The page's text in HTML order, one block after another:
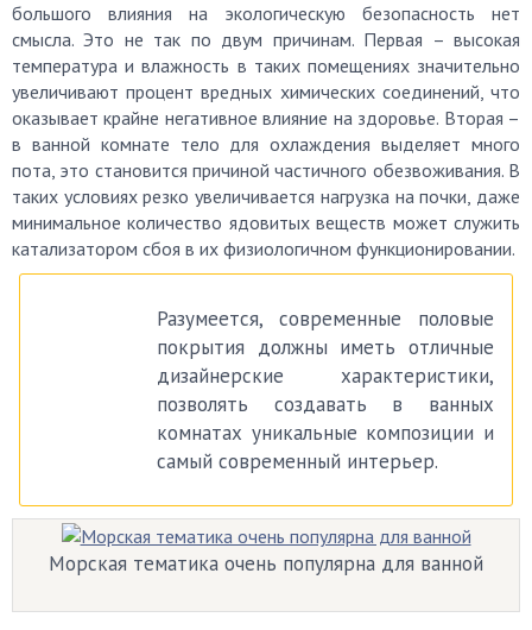
большого влияния на экологическую безопасность нет
смысла. Это не так по двум причинам. Первая – высокая
температура и влажность в таких помещениях значительно
увеличивают процент вредных химических соединений, что
оказывает крайне негативное влияние на здоровье. Вторая –
в ванной комнате тело для охлаждения выделяет много
пота, это становится причиной частичного обезвоживания. В
таких условиях резко увеличивается нагрузка на почки, даже
минимальное количество ядовитых веществ может служить
катализатором сбоя в их физиологичном функционировании.
Разумеется, современные половые
покрытия должны иметь отличные
дизайнерские характеристики,
позволять создавать в ванных
комнатах уникальные композиции и
самый современный интерьер.
Морская тематика очень популярна для ванной